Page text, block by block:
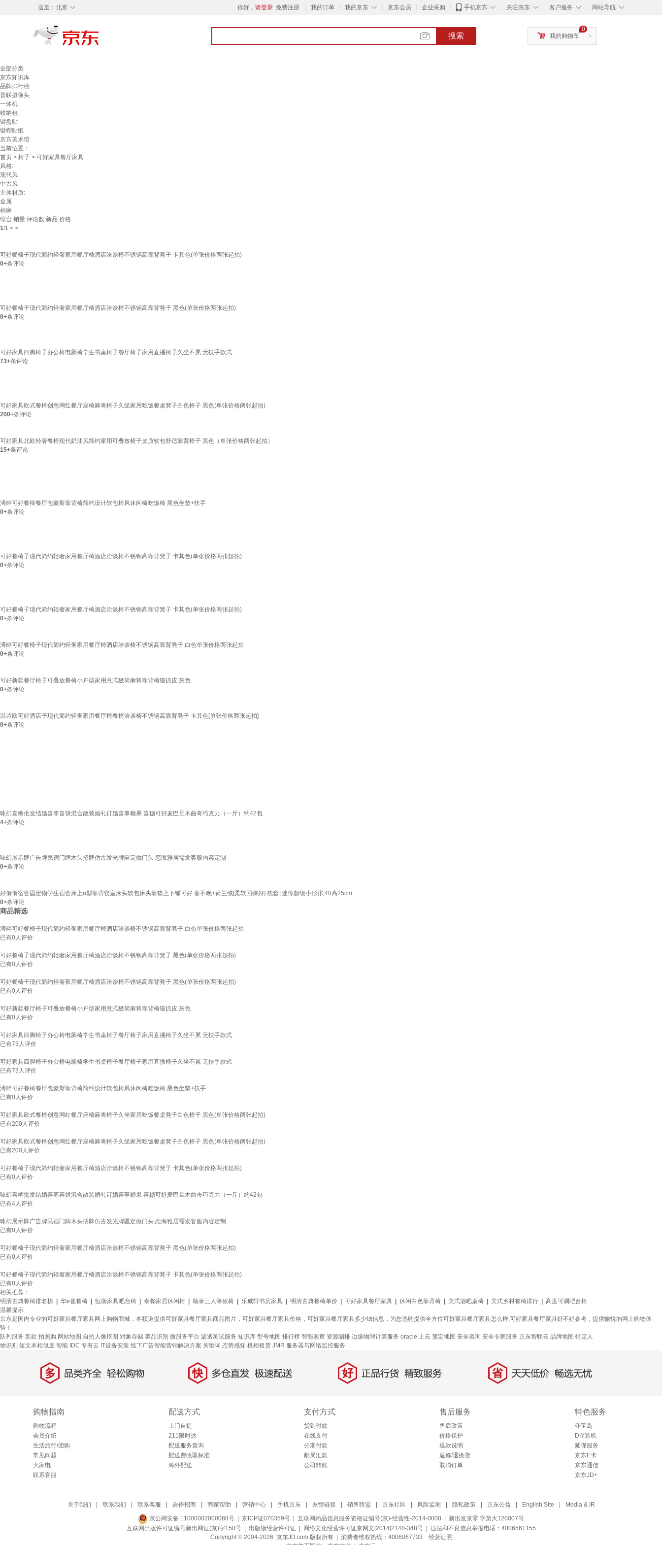
◇
送至： 北京 你好， 请登录 免费注册 我的订单 ◇
我的京东 京东会员 企业采购 ◇
手机京东 ◇
关注京东 ◇
客户服务 ◇
网站导航
搜索 >
0
我的购物车
全部分类
京东知识库
品牌排行榜
普联摄像头
一体机
收纳包
键盘贴
键帽贴纸
京东美术馆
当前位置：
首页 > 椅子 > 可好家具餐厅家具
风格:
现代风
中古风
主体材质:
金属
棉麻
综合 销量 评论数 新品 价格
1/1 < >
可好餐椅子现代简约轻奢家用餐厅椅酒店洽谈椅不锈钢高靠背凳子 卡其色(单张价格两张起拍)
0+条评论
可好餐椅子现代简约轻奢家用餐厅椅酒店洽谈椅不锈钢高靠背凳子 黑色(单张价格两张起拍)
0+条评论
可好家具四脚椅子办公椅电脑椅学生书桌椅子餐厅椅子家用直播椅子久坐不累 无扶手款式
73+条评论
可好家具欧式餐椅创意网红餐厅座椅麻将椅子久坐家用吃饭餐桌凳子白色椅子 黑色(单张价格两张起拍)
200+条评论
可好家具北欧轻奢餐椅现代奶油风简约家用可叠放椅子皮质软包舒适靠背椅子 黑色（单张价格两张起拍）
15+条评论
溥畔可好餐椅餐厅包豪斯靠背椅简约设计软包椅风休闲椅吃饭椅 黑色坐垫+扶手
0+条评论
可好餐椅子现代简约轻奢家用餐厅椅酒店洽谈椅不锈钢高靠背凳子 卡其色(单张价格两张起拍)
0+条评论
可好餐椅子现代简约轻奢家用餐厅椅酒店洽谈椅不锈钢高靠背凳子 卡其色(单张价格两张起拍)
0+条评论
溥畔可好餐椅子现代简约轻奢家用餐厅椅酒店洽谈椅不锈钢高靠背凳子 白色单张价格两张起拍
0+条评论
可好新款餐厅椅子可叠放餐椅小户型家用意式极简麻将靠背椅猫抓皮 灰色
0+条评论
温诗欧可好酒店子现代简约轻奢家用餐厅椅餐椅洽谈椅不锈钢高靠背凳子 卡其色[单张价格两张起拍]
0+条评论
咏幻喜糖批发结婚喜枣喜饼混合散装婚礼订婚喜事糖果 喜糖可好麦巴旦木曲奇巧克力（一斤）约42包
4+条评论
咏幻展示牌广告牌民宿门牌木头招牌仿古发光牌匾定做门头 恋海雅居需发客服内容定制
0+条评论
好俏俏宿舍固定物学生宿舍床上u型靠背寝室床头软包床头靠垫上下铺可好 春不晚+荷兰绒[柔软回弹好] 枕套 [迷你超级小形]长40高25cm
0+条评论
商品精选
溥畔可好餐椅子现代简约轻奢家用餐厅椅酒店洽谈椅不锈钢高靠背凳子 白色单张价格两张起拍
已有0人评价
可好餐椅子现代简约轻奢家用餐厅椅酒店洽谈椅不锈钢高靠背凳子 黑色(单张价格两张起拍)
已有0人评价
可好餐椅子现代简约轻奢家用餐厅椅酒店洽谈椅不锈钢高靠背凳子 黑色(单张价格两张起拍)
已有0人评价
可好新款餐厅椅子可叠放餐椅小户型家用意式极简麻将靠背椅猫抓皮 灰色
已有0人评价
可好家具四脚椅子办公椅电脑椅学生书桌椅子餐厅椅子家用直播椅子久坐不累 无扶手款式
已有73 人评价
可好家具四脚椅子办公椅电脑椅学生书桌椅子餐厅椅子家用直播椅子久坐不累 无扶手款式
已有73 人评价
溥畔可好餐椅餐厅包豪斯靠背椅简约设计软包椅风休闲椅吃饭椅 黑色坐垫+扶手
已有0人评价
可好家具欧式餐椅创意网红餐厅座椅麻将椅子久坐家用吃饭餐桌凳子白色椅子 黑色(单张价格两张起拍)
已有200人评价
可好家具欧式餐椅创意网红餐厅座椅麻将椅子久坐家用吃饭餐桌凳子白色椅子 黑色(单张价格两张起拍)
已有200人评价
可好餐椅子现代简约轻奢家用餐厅椅酒店洽谈椅不锈钢高靠背凳子 卡其色(单张价格两张起拍)
已有0人评价
咏幻喜糖批发结婚喜枣喜饼混合散装婚礼订婚喜事糖果 喜糖可好麦巴旦木曲奇巧克力（一斤）约42包
已有4人评价
咏幻展示牌广告牌民宿门牌木头招牌仿古发光牌匾定做门头 恋海雅居需发客服内容定制
已有0人评价
可好餐椅子现代简约轻奢家用餐厅椅酒店洽谈椅不锈钢高靠背凳子 黑色(单张价格两张起拍)
已有0人评价
可好餐椅子现代简约轻奢家用餐厅椅酒店洽谈椅不锈钢高靠背凳子 卡其色(单张价格两张起拍)
已有0人评价
相关推荐：
明清古典餐椅排名榜
华e雀餐椅 恒衡家具吧台椅 泰桦家居休闲椅 颂泰三人等候椅 乐威轩书房家具 明清古典餐椅单价 可好家具餐厅家具 休闲白色靠背椅 美式酒吧桌椅 美式乡村餐椅排行
高度可调吧台椅
温馨提示
京东是国内专业的可好家具餐厅家具网上购物商城，本频道提供可好家具餐厅家具商品图片，可好家具餐厅家具价格，可好家具餐厅家具多少钱信息，为您选购提供全方位可好家具餐厅家具怎么样,可好家具餐厅家具好不好参考，提供愉悦的网上购物体
验！
队列服务 新款 拍照购 网站地图 自拍人像抠图 对象存储 菜品识别 微服务平台 渗透测试服务 知识库 型号地图 排行榜 智能鉴黄 资源编排 边缘物理计算服务 oracle 上云 预定地图 安全咨询 安全专家服务 京东智联云 品牌地图 特定人
物识别 短文本相似度 智能 IDC 专有云 IT设备安装 线下广告智能营销解决方案 关键词 态势感知 机柜租赁 JMR 服务器与网络监控服务
多 品类齐全，轻松购物 快 多仓直发，极速配送 好 正品行货，精致服务 省 天天低价，畅选无忧
购物指南
购物流程
会员介绍
生活旅行/团购
常见问题
大家电
联系客服
配送方式
上门自提
211限时达
配送服务查询
配送费收取标准
海外配送
支付方式
货到付款
在线支付
分期付款
邮局汇款
公司转账
售后服务
售后政策
价格保护
退款说明
返修/退换货
取消订单
特色服务
夺宝岛
DIY装机
延保服务
京东E卡
京东通信
京东JD+
关于我们 联系我们 联系客服 合作招商 商家帮助 营销中心 手机京东 友情链接 销售联盟 京东社区 风险监测 隐私政策 京东公益 English Site Media & IR
京公网安备 11000002000088号 | 京ICP证070359号 | 互联网药品信息服务资格证编号(京)-经营性-2014-0008 | 新出发京零 字第大120007号
互联网出版许可证编号新出网证(京)字150号 | 出版物经营许可证| 网络文化经营许可证京网文[2014]2148-348号| 违法和不良信息举报电话：4006561155
Copyright © 2004-2026 京东JD.com 版权所有 | 消费者维权热线：4006067733 经营证照